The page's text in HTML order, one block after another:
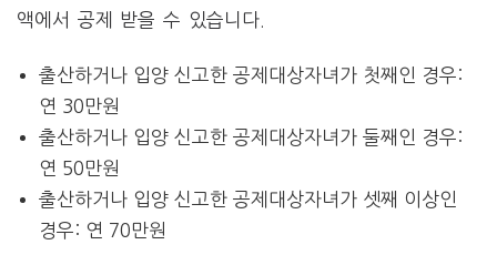
액에서 공제 받을 수 있습니다.
출산하거나 입양 신고한 공제대상자녀가 첫째인 경우:
연 30만원
출산하거나 입양 신고한 공제대상자녀가 둘째인 경우:
연 50만원
출산하거나 입양 신고한 공제대상자녀가 셋째 이상인
경우: 연 70만원